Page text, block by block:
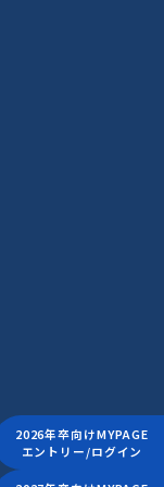
2026年卒向けMYPAGE
エントリー/ログイン